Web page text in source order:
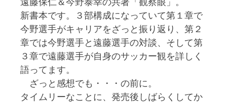
新書本です。３部構成になっていて第１章で
今野選手がキャリアをざっと振り返り、第２
章では今野選手と遠藤選手の対談、そして第
３章で遠藤選手が自身のサッカー観を詳しく
語ってます。
ざっと感想でも・・・の前に。
タイムリーなことに、発売後しばらくしてか